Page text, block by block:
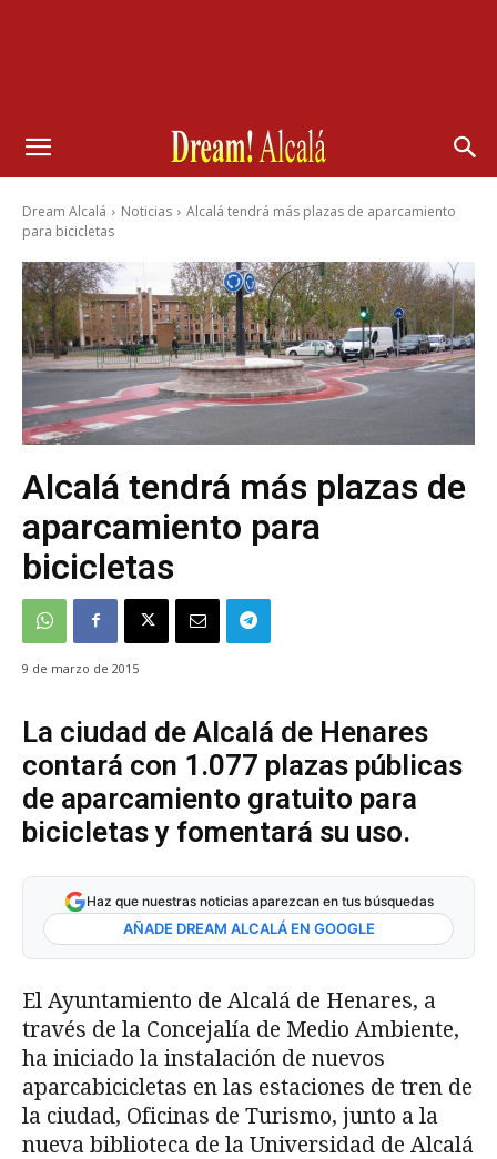
Dream Alcalá Noticias
Alcalá tendrá más plazas de aparcamiento
para bicicletas
Alcalá tendrá más plazas de
aparcamiento para
bicicletas
9 de marzo de 2015
La ciudad de Alcalá de Henares
contará con 1.077 plazas públicas
de aparcamiento gratuito para
bicicletas y fomentará su uso.
Haz que nuestras noticias aparezcan en tus búsquedas
AÑADE DREAM ALCALÁ EN GOOGLE
El Ayuntamiento de Alcalá de Henares, a
través de la Concejalía de Medio Ambiente,
ha iniciado la instalación de nuevos
aparcabicicletas en las estaciones de tren de
la ciudad, Oficinas de Turismo, junto a la
nueva biblioteca de la Universidad de Alcalá